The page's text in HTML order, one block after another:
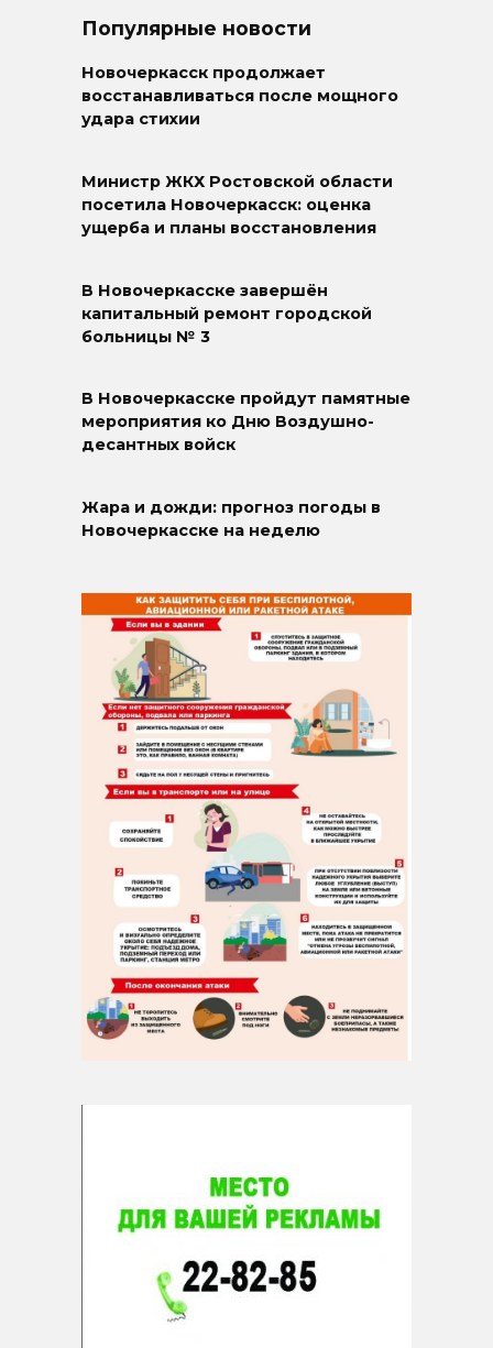
Популярные новости
Новочеркасск продолжает
восстанавливаться после мощного
удара стихии
Министр ЖКХ Ростовской области
посетила Новочеркасск: оценка
ущерба и планы восстановления
В Новочеркасске завершён
капитальный ремонт городской
больницы № 3
В Новочеркасске пройдут памятные
мероприятия ко Дню Воздушно-
десантных войск
Жара и дожди: прогноз погоды в
Новочеркасске на неделю